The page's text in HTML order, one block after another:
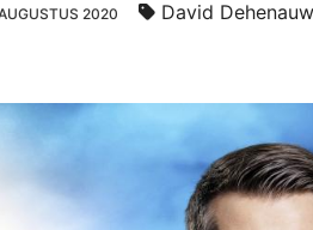
2020 David Dehenauw